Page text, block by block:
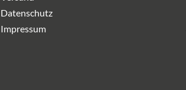
Datenschutz
Impressum